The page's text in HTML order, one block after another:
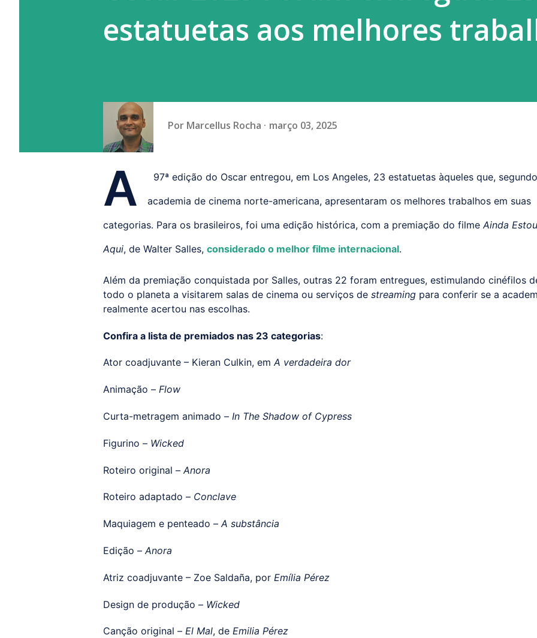
estatuetas aos melhores
Por Marcellus Rocha março 03, 2025
A
97ª edição do Oscar entregou, em Los Angeles, 23 estatuetas àqueles que,
academia de cinema norte-americana, apresentaram os melhores trabalhos em suas
categorias. Para os brasileiros, foi uma edição histórica, com a premiação do filme Ainda Estou
Aqui, de Walter Salles, considerado o melhor filme internacional.
Além da premiação conquistada por Salles, outras 22 foram entregues, estimulando cinéfilos
todo o planeta a visitarem salas de cinema ou serviços de streaming para conferir se a
realmente acertou nas escolhas.
Confira a lista de premiados nas 23 categorias:
Ator coadjuvante – Kieran Culkin, emA verdadeira dor
Animação – Flow
Curta-metragem animado – In The Shadow of Cypress
Figurino – Wicked
Roteiro original – Anora
Roteiro adaptado – Conclave
Maquiagem e penteado –A substância
Edição – Anora
Atriz coadjuvante – Zoe Saldaña, por Emília Pérez
Design de produção – Wicked
Canção original – El Mal, de Emilia Pérez